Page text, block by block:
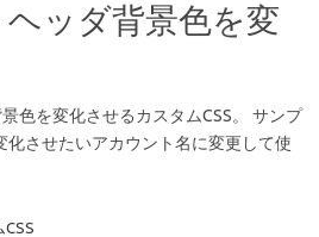
ッダ背景色を変
色を変化させるカスタムCSS。 サンプ
化させたいアカウント名に変更して使